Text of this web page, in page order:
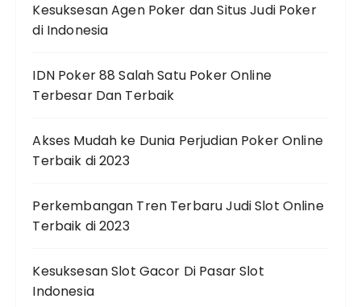
Kesuksesan Agen Poker dan Situs Judi Poker
di Indonesia
IDN Poker 88 Salah Satu Poker Online
Terbesar Dan Terbaik
Akses Mudah ke Dunia Perjudian Poker Online
Terbaik di 2023
Perkembangan Tren Terbaru Judi Slot Online
Terbaik di 2023
Kesuksesan Slot Gacor Di Pasar Slot
Indonesia